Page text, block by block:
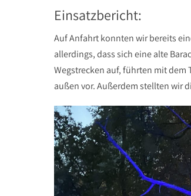
Einsatzbericht:
Auf Anfahrt konnten wir bereits
allerdings, dass sich eine alte
Wegstrecken auf, führten mit
außen vor. Außerdem stellten wir